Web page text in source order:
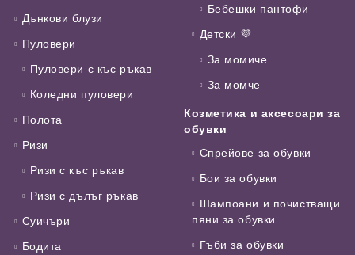
Дънкови блузи
Пуловери
Пуловери с къс ръкав
Коледни пуловери
Полота
Ризи
Ризи с къс ръкав
Ризи с дълъг ръкав
Суичъри
Бодита
Бебешки пантофи
Детски 💜
За момиче
За момче
Козметика и аксесоари за
обувки
Спрейове за обувки
Бои за обувки
Шампоани и почистващи
пяни за обувки
Гъби за обувки